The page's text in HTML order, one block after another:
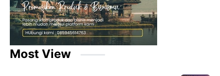
Most View